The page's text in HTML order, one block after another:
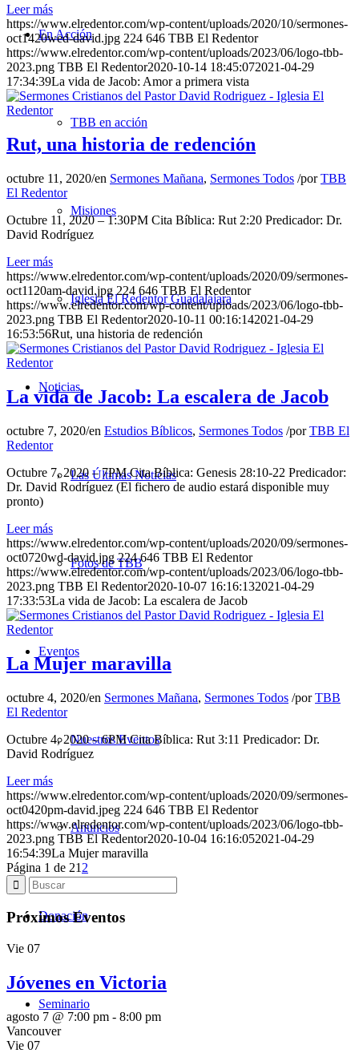
En Acción
TBB en acción
Misiones
Iglesia El Redentor Guadalajara
Noticias
Las Últimas Noticias
Fotos de TBB
Eventos
Nuestros Eventos
Anuncios
Donación
Seminario
Leer más
https://www.elredentor.com/wp-content/uploads/2020/10/sermones-
oct1420wed-david.jpg 224 646 TBB El Redentor
https://www.elredentor.com/wp-content/uploads/2023/06/logo-tbb-
2023.png TBB El Redentor2020-10-14 18:45:072021-04-29
17:34:39La vida de Jacob: Amor a primera vista
Rut, una historia de redención
octubre 11, 2020/en Sermones Mañana, Sermones Todos /porTBB
El Redentor
Octubre 11, 2020 – 1:30PM Cita Bíblica: Rut 2:20 Predicador: Dr.
David Rodríguez
Leer más
https://www.elredentor.com/wp-content/uploads/2020/09/sermones-
oct1120am-david.jpg 224 646 TBB El Redentor
https://www.elredentor.com/wp-content/uploads/2023/06/logo-tbb-
2023.png TBB El Redentor2020-10-11 00:16:142021-04-29
16:53:56Rut, una historia de redención
La vida de Jacob: La escalera de Jacob
octubre 7, 2020/en Estudios Bíblicos, Sermones Todos /porTBB El
Redentor
Octubre 7, 2020 – 7PM Cita Bíblica: Genesis 28:10-22 Predicador:
Dr. David Rodríguez (El fichero de audio estará disponible muy
pronto)
Leer más
https://www.elredentor.com/wp-content/uploads/2020/09/sermones-
oct0720wd-david.jpg 224 646 TBB El Redentor
https://www.elredentor.com/wp-content/uploads/2023/06/logo-tbb-
2023.png TBB El Redentor2020-10-07 16:16:132021-04-29
17:33:53La vida de Jacob: La escalera de Jacob
La Mujer maravilla
octubre 4, 2020/en Sermones Mañana, Sermones Todos /porTBB
El Redentor
Octubre 4, 2020 – 6PM Cita Bíblica: Rut 3:11 Predicador: Dr.
David Rodríguez
Leer más
https://www.elredentor.com/wp-content/uploads/2020/09/sermones-
oct0420pm-david.jpeg 224 646 TBB El Redentor
https://www.elredentor.com/wp-content/uploads/2023/06/logo-tbb-
2023.png TBB El Redentor2020-10-04 16:16:052021-04-29
16:54:39La Mujer maravilla
Página 1 de 21 2
Próximos Eventos
Vie 07
Jóvenes en Victoria
agosto 7 @ 7:00 pm - 8:00 pm
Vancouver
Vie 07